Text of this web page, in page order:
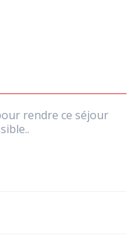
rendre ce séjour